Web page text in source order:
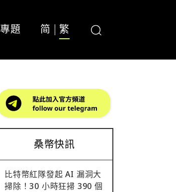
專題 简 繁
桑幣快訊
比特幣紅隊發起 AI 漏洞大
掃除！30 小時狂掃 390 個